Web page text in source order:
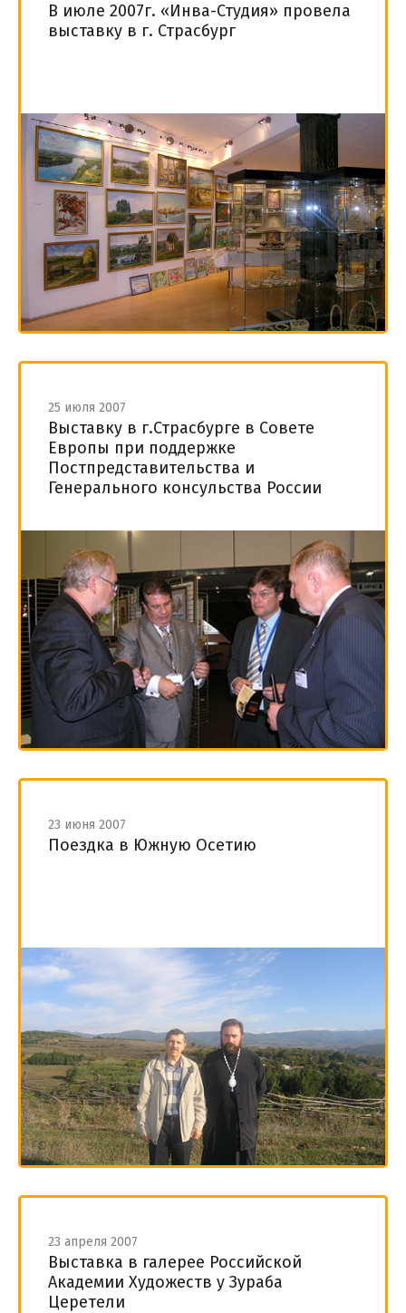
В июле 2007г. «Инва-Студия» провела
выставку в г. Страсбург
25 июля 2007
Выставку в г.Страсбурге в Совете
Европы при поддержке
Постпредставительства и
Генерального консульства России
23 июня 2007
Поездка в Южную Осетию
23 апреля 2007
Выставка в галерее Российской
Академии Художеств у Зураба
Церетели